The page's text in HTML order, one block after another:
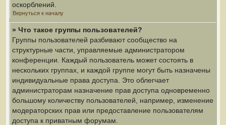
оскорблений.
Вернуться к началу
» Что такое группы пользователей?
Группы пользователей разбивают сообщество на
структурные части, управляемые администратором
конференции. Каждый пользователь может состоять в
нескольких группах, и каждой группе могут быть назначены
индивидуальные права доступа. Это облегчает
администраторам назначение прав доступа одновременно
большому количеству пользователей, например, изменение
модераторских прав или предоставление пользователям
доступа к приватным форумам.